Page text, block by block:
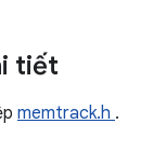
tiết
memtrack.h .